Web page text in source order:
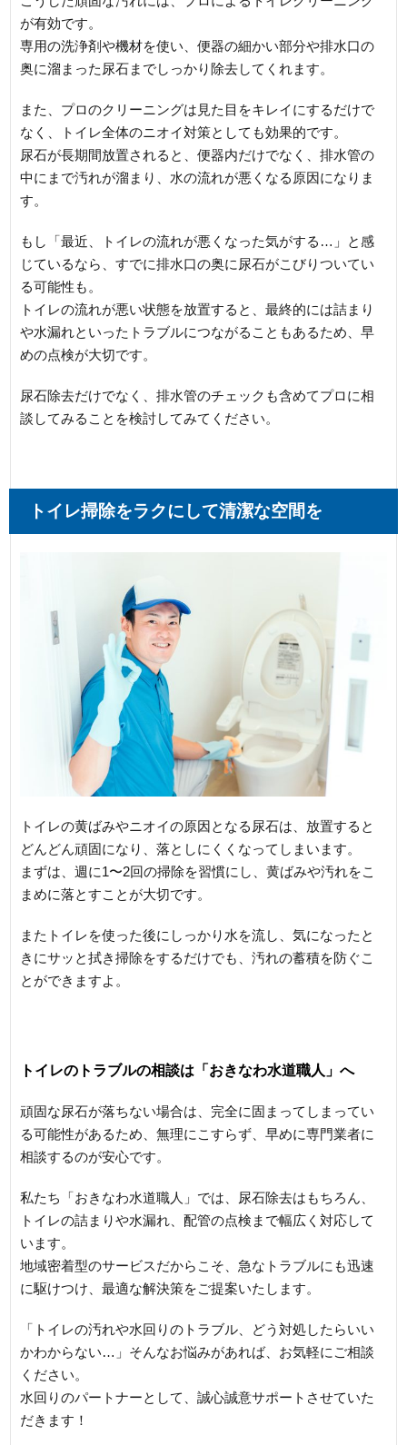
が有効です。
専用の洗浄剤や機材を使い、便器の細かい部分や排水口の
奥に溜まった尿石までしっかり除去してくれます。
また、プロのクリーニングは見た目をキレイにするだけで
なく、トイレ全体のニオイ対策としても効果的です。
尿石が長期間放置されると、便器内だけでなく、排水管の
中にまで汚れが溜まり、水の流れが悪くなる原因になりま
す。
もし「最近、トイレの流れが悪くなった気がする…」と感
じているなら、すでに排水口の奥に尿石がこびりついてい
る可能性も。
トイレの流れが悪い状態を放置すると、最終的には詰まり
や水漏れといったトラブルにつながることもあるため、早
めの点検が大切です。
尿石除去だけでなく、排水管のチェックも含めてプロに相
談してみることを検討してみてください。
トイレ掃除をラクにして清潔な空間を
トイレの黄ばみやニオイの原因となる尿石は、放置すると
どんどん頑固になり、落としにくくなってしまいます。
まずは、週に1〜2回の掃除を習慣にし、黄ばみや汚れをこ
まめに落とすことが大切です。
またトイレを使った後にしっかり水を流し、気になったと
きにサッと拭き掃除をするだけでも、汚れの蓄積を防ぐこ
とができますよ。
トイレのトラブルの相談は「おきなわ水道職人」へ
頑固な尿石が落ちない場合は、完全に固まってしまってい
る可能性があるため、無理にこすらず、早めに専門業者に
相談するのが安心です。
私たち「おきなわ水道職人」では、尿石除去はもちろん、
トイレの詰まりや水漏れ、配管の点検まで幅広く対応して
います。
地域密着型のサービスだからこそ、急なトラブルにも迅速
に駆けつけ、最適な解決策をご提案いたします。
「トイレの汚れや水回りのトラブル、どう対処したらいい
かわからない…」そんなお悩みがあれば、お気軽にご相談
ください。
水回りのパートナーとして、誠心誠意サポートさせていた
だきます！